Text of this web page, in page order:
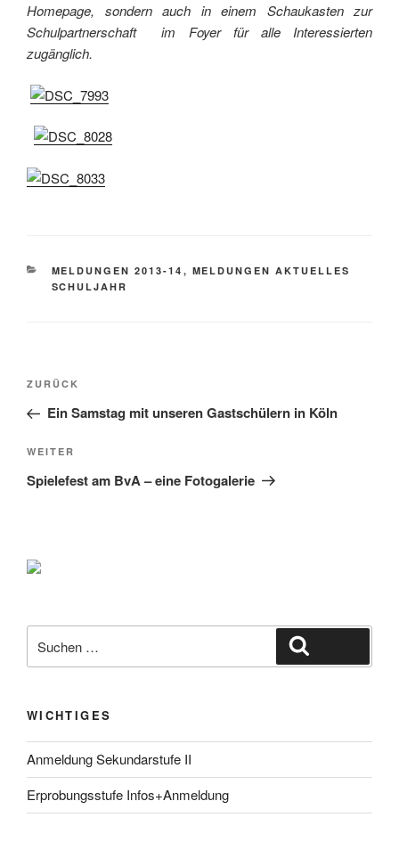
Homepage, sondern auch in einem Schaukasten zur
Schulpartnerschaft im Foyer für alle Interessierten
zugänglich.
KATEGORIEN
MELDUNGEN 2013-14 , MELDUNGEN AKTUELLES
SCHULJAHR
Beitragsnavigation
Vorheriger
Beitrag
ZURÜCK
Ein Samstag mit unseren Gastschülern in Köln
Nächster
Beitrag
WEITER
Spielefest am BvA – eine Fotogalerie
nach:
WICHTIGES
Anmeldung Sekundarstufe II
Erprobungsstufe Infos+Anmeldung